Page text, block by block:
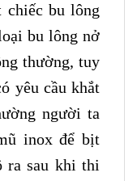
chiếc bu lông
bu lông nở
thường, tuy
yêu cầu khắt
người ta
inox để bịt
ra sau khi thi